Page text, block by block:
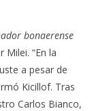
bonaerense
“En la
a pesar de
Kicillof. Tras
Carlos Bianco,